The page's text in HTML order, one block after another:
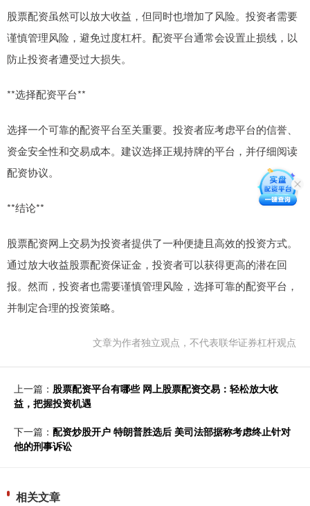
股票配资虽然可以放大收益，但同时也增加了风险。投资者需要
谨慎管理风险，避免过度杠杆。配资平台通常会设置止损线，以
防止投资者遭受过大损失。
**选择配资平台**
选择一个可靠的配资平台至关重要。投资者应考虑平台的信誉、
资金安全性和交易成本。建议选择正规持牌的平台，并仔细阅读
配资协议。
**结论**
股票配资网上交易为投资者提供了一种便捷且高效的投资方式。
通过放大收益股票配资保证金，投资者可以获得更高的潜在回
报。然而，投资者也需要谨慎管理风险，选择可靠的配资平台，
并制定合理的投资策略。
文章为作者独立观点，不代表联华证券杠杆观点
上一篇： 股票配资平台有哪些 网上股票配资交易：轻松放大收
益，把握投资机遇
下一篇： 配资炒股开户 特朗普胜选后 美司法部据称考虑终止针对
他的刑事诉讼
相关文章